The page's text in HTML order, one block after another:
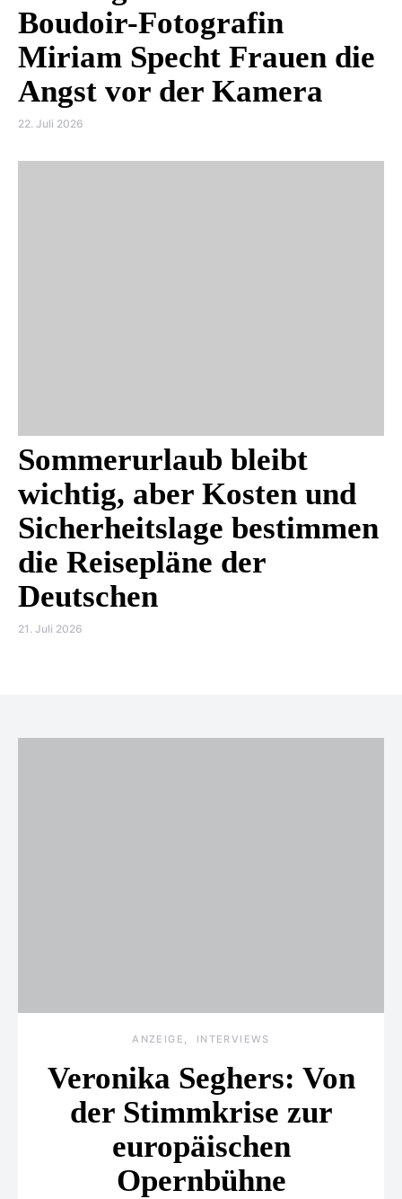
Boudoir-Fotografin
Miriam Specht Frauen die
Angst vor der Kamera
22. Juli 2026
Sommerurlaub bleibt
wichtig, aber Kosten und
Sicherheitslage bestimmen
die Reisepläne der
Deutschen
21. Juli 2026
ANZEIGE INTERVIEWS
Veronika Seghers: Von
der Stimmkrise zur
europäischen
Opernbühne